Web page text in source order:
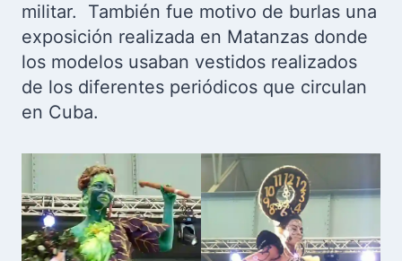
militar. También fue motivo de burlas una
exposición realizada en Matanzas donde
los modelos usaban vestidos realizados
de los diferentes periódicos que circulan
en Cuba.